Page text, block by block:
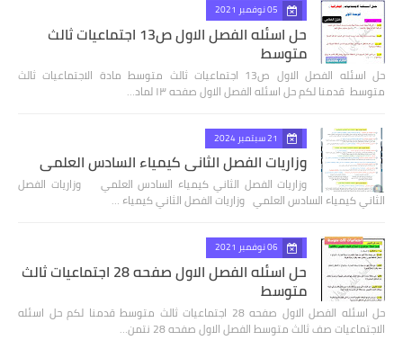
05 نوفمبر 2021
حل اسئله الفصل الاول ص13 اجتماعيات ثالث
متوسط
حل اسئله الفصل الاول ص13 اجتماعيات ثالث متوسط مادة الاجتماعيات ثالث
متوسط قدمنا لكم حل اسئله الفصل الاول صفحه ١٣ لماد…
21 سبتمبر 2024
وزاريات الفصل الثاني كيمياء السادس العلمي
وزاريات الفصل الثاني كيمياء السادس العلمي وزاريات الفصل
الثاني كيمياء السادس العلمي وزاريات الفصل الثاني كيمياء …
06 نوفمبر 2021
حل اسئله الفصل الاول صفحه 28 اجتماعيات ثالث
متوسط
حل اسئله الفصل الاول صفحه 28 اجتماعيات ثالث متوسط قدمنا لكم حل اسئله
الاجتماعيات صف ثالث متوسط الفصل الاول صفحه 28 نتمن…